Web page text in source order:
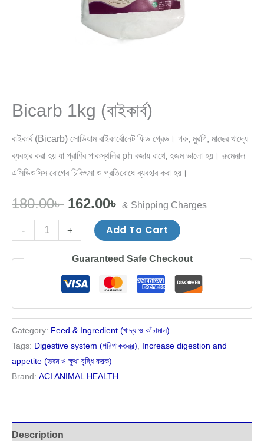
Bicarb 1kg (বাইকার্ব)
বাইকার্ব (Bicarb) সোডিয়াম বাইকার্বোনেট ফিড গ্রেড। গরু, মুরগি, মাছের খাদ্যে
ব্যবহার করা হয় যা প্রাণির পাকস্থলির ph বজায় রাখে, হজম ভালো হয়। রুমেনাল
এসিডিওসিস রোগের চিকিৎসা ও প্রতিরোধে ব্যবহার করা হয়।
180.00৳ 162.00৳ & Shipping Charges
- + Add To Cart
Guaranteed Safe Checkout
Category: Feed & Ingredient (খাদ্য ও কাঁচামাল)
Tags: Digestive system (পরিপাকতন্ত্র), Increase digestion and
appetite (হজম ও ক্ষুধা বৃদ্ধি করক)
Brand: ACI ANIMAL HEALTH
Description